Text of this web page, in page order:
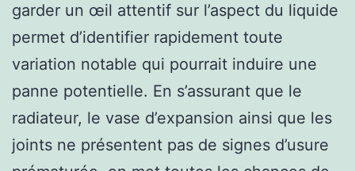
garder un œil attentif sur l’aspect du liquide
permet d’identifier rapidement toute
variation notable qui pourrait induire une
panne potentielle. En s’assurant que le
radiateur, le vase d’expansion ainsi que les
joints ne présentent pas de signes d’usure